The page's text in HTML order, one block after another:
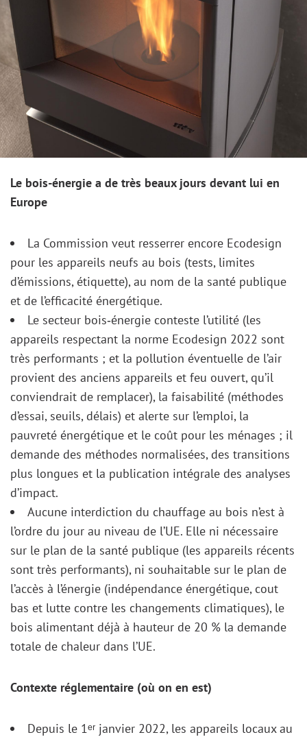
Image
Le bois-énergie a de très beaux jours devant lui en
Europe
La Commission veut resserrer encore Ecodesign
pour les appareils neufs au bois (tests, limites
d’émissions, étiquette), au nom de la santé publique
et de l’efficacité énergétique.
Le secteur bois‑énergie conteste l’utilité (les
appareils respectant la norme Ecodesign 2022 sont
très performants ; et la pollution éventuelle de l’air
provient des anciens appareils et feu ouvert, qu’il
conviendrait de remplacer), la faisabilité (méthodes
d’essai, seuils, délais) et alerte sur l’emploi, la
pauvreté énergétique et le coût pour les ménages ; il
demande des méthodes normalisées, des transitions
plus longues et la publication intégrale des analyses
d’impact.
Aucune interdiction du chauffage au bois n’est à
l’ordre du jour au niveau de l’UE. Elle ni nécessaire
sur le plan de la santé publique (les appareils récents
sont très performants), ni souhaitable sur le plan de
l’accès à l’énergie (indépendance énergétique, cout
bas et lutte contre les changements climatiques), le
bois alimentant déjà à hauteur de 20 % la demande
totale de chaleur dans l’UE.
Contexte réglementaire (où on en est)
Depuis le 1ᵉʳ janvier 2022, les appareils locaux au